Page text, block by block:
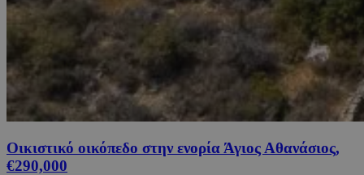
Οικιστικό οικόπεδο στην ενορία Άγιος Αθανάσιος,
€290,000